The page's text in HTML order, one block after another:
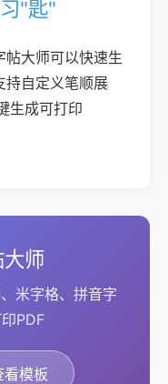
"匙"
大师可以快速生
持自定义笔顺展
生成可打印
师
米字格、拼音字
PDF
看模板